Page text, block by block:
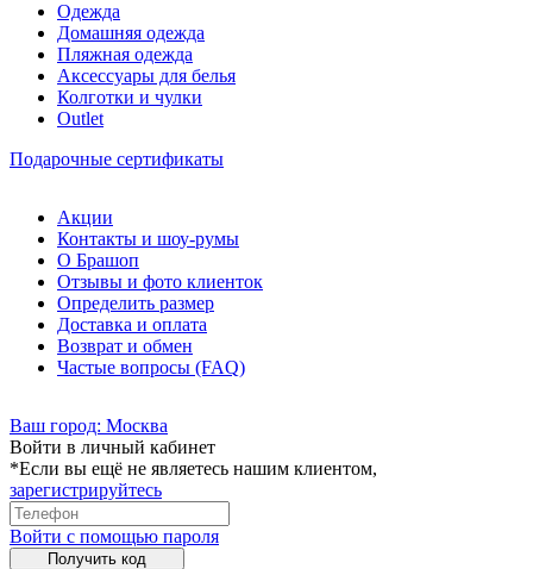
Одежда
Домашняя одежда
Пляжная одежда
Аксессуары для белья
Колготки и чулки
Outlet
Подарочные сертификаты
Акции
Контакты и шоу-румы
О Брашоп
Отзывы и фото клиенток
Определить размер
Доставка и оплата
Возврат и обмен
Частые вопросы (FAQ)
Ваш город: Москва
Войти в личный кабинет
*Если вы ещё не являетесь нашим клиентом,
зарегистрируйтесь
Войти с помощью пароля
Получить код